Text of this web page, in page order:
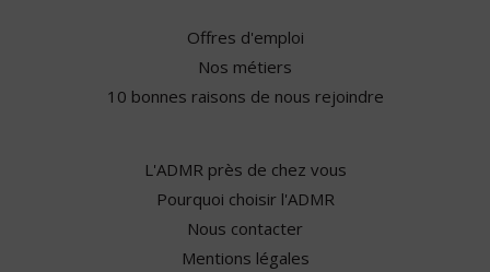
Offres d'emploi
Nos métiers
10 bonnes raisons de nous rejoindre
L'ADMR près de chez vous
Pourquoi choisir l'ADMR
Nous contacter
Mentions légales